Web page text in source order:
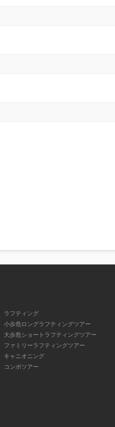
ラフティング
小歩危ロングラフティングツアー
大歩危ショートラフティングツアー
ファミリーラフティングツアー
キャニオニング
コンボツアー